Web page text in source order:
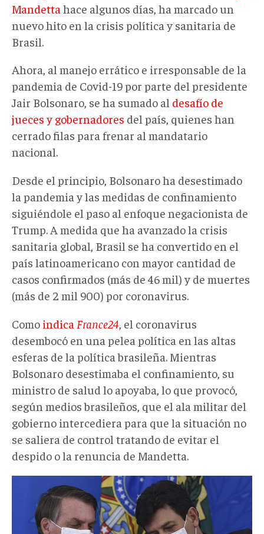
Mandetta hace algunos días, ha marcado un
nuevo hito en la crisis política y sanitaria de
Brasil.
Ahora, al manejo errático e irresponsable de la
pandemia de Covid-19 por parte del presidente
Jair Bolsonaro, se ha sumado al desafío de
jueces y gobernadores del país, quienes han
cerrado filas para frenar al mandatario
nacional.
Desde el principio, Bolsonaro ha desestimado
la pandemia y las medidas de confinamiento
siguiéndole el paso al enfoque negacionista de
Trump. A medida que ha avanzado la crisis
sanitaria global, Brasil se ha convertido en el
país latinoamericano con mayor cantidad de
casos confirmados (más de 46 mil) y de muertes
(más de 2 mil 900) por coronavirus.
Como indica France24, el coronavirus
desembocó en una pelea política en las altas
esferas de la política brasileña. Mientras
Bolsonaro desestimaba el confinamiento, su
ministro de salud lo apoyaba, lo que provocó,
según medios brasileños, que el ala militar del
gobierno intercediera para que la situación no
se saliera de control tratando de evitar el
despido o la renuncia de Mandetta.